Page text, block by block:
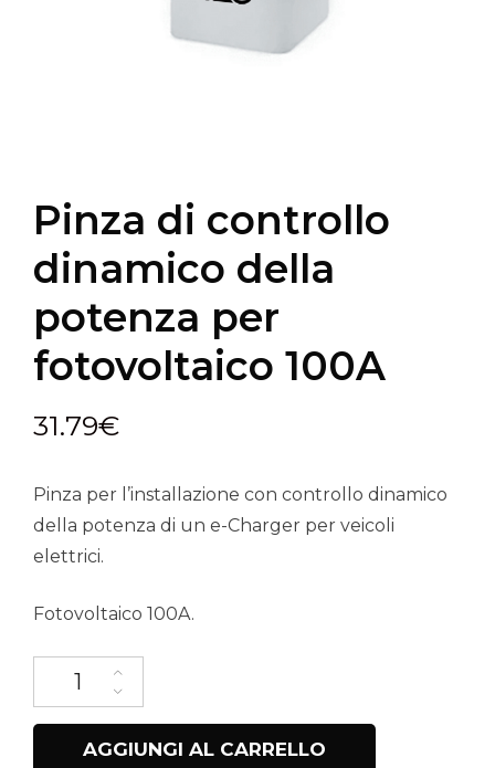
Pinza di controllo
dinamico della
potenza per
fotovoltaico 100A
31.79€
Pinza per l’installazione con controllo dinamico
della potenza di un e-Charger per veicoli
elettrici.
Fotovoltaico 100A.
AGGIUNGI AL CARRELLO